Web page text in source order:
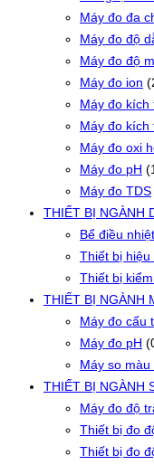
Máy đo đa
Máy đo độ
Máy đo độ
Máy đo ion
Máy đo
Máy đo
Máy đo oxi
Máy đo pH
Máy đo TDS
THIẾT BỊ NGÀNH
Bể điều nhiệt
Thiết bị
Thiết bị
THIẾT BỊ NGÀNH
Máy đo cấu
Máy đo pH
Máy so màu
THIẾT BỊ NGÀNH
Máy đo độ
Thiết bị đo
Thiết bị đo